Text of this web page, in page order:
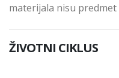
materijala nisu
ŽIVOTNI CIKLUS